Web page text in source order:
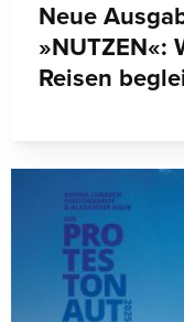
Neue
»NUTZEN«:
Reisen